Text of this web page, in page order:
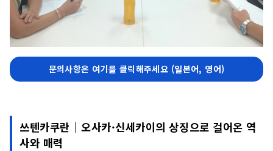
문의사항은 여기를 클릭해주세요 (일본어, 영어)
쓰텐카쿠란｜오사카·신세카이의 상징으로 걸어온 역
사와 매력